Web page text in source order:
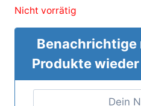
was:
3,99 €.1,00 €.
Nicht vorrätig
Benachrichtige
Produkte